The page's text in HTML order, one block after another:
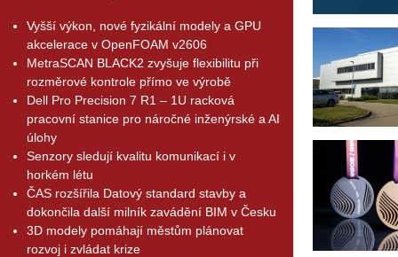
Vyšší výkon, nové fyzikální modely a GPU
akcelerace v OpenFOAM v2606
MetraSCAN BLACK2 zvyšuje flexibilitu při
rozměrové kontrole přímo ve výrobě
Dell Pro Precision 7 R1 – 1U racková
pracovní stanice pro náročné inženýrské a AI
úlohy
Senzory sledují kvalitu komunikací i v
horkém létu
ČAS rozšířila Datový standard stavby a
dokončila další milník zavádění BIM v Česku
3D modely pomáhají městům plánovat
rozvoj i zvládat krize